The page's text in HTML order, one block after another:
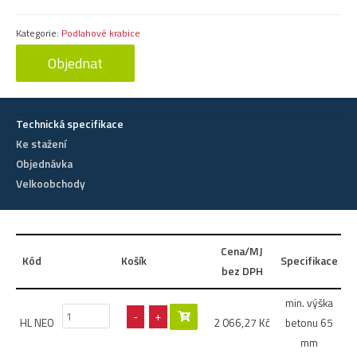
Kategorie: Podlahové krabice
Objednat
Technická specifikace
Ke stažení
Objednávka
Velkoobchody
Kód Košík
Cena/MJ
bez DPH
Specifikace
HL NEO - + 2 066,27 Kč
min. výška
betonu 65
mm